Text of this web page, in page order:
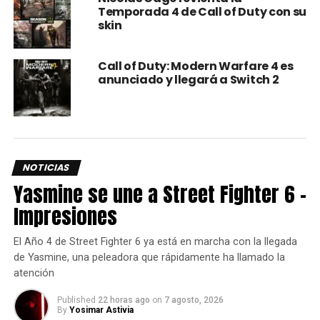
Así es, los días 27, 28 y 29 de agosto, todos los usuarios
dePlayStation 5y PlayStation 4podremos disfrutar de
manera gratuita delAlpha
que podremos probar el modoChampions Hill, en el que
son batallas de escuadrones de 2v2 o 3v3, debiendo
acabar con todas las vidas de los oponentes, todo dentro
de un gran mapa dividido en cinco secciones.
Específicamente, hay un área central de Estación de
Temporada 4 de Call of Duty con su
skin
Call of Duty: Modern Warfare 4 es
anunciado y llegará a Switch 2
NOTICIAS
Yasmine se une a Street Fighter 6 –
Impresiones
El Año 4 de Street Fighter 6 ya está en marcha con la llegada
de Yasmine, una peleadora que rápidamente ha llamado la
atención
Published 22 horas ago on 7 agosto, 2026
By Yosimar Astivia